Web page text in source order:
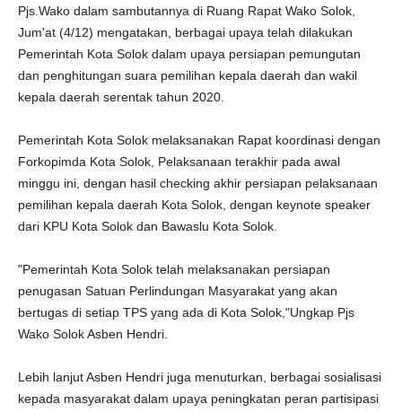
Pjs.Wako dalam sambutannya di Ruang Rapat Wako Solok,
Jum'at (4/12) mengatakan, berbagai upaya telah dilakukan
Pemerintah Kota Solok dalam upaya persiapan pemungutan
dan penghitungan suara pemilihan kepala daerah dan wakil
kepala daerah serentak tahun 2020.
Pemerintah Kota Solok melaksanakan Rapat koordinasi dengan
Forkopimda Kota Solok, Pelaksanaan terakhir pada awal
minggu ini, dengan hasil checking akhir persiapan pelaksanaan
pemilihan kepala daerah Kota Solok, dengan keynote speaker
dari KPU Kota Solok dan Bawaslu Kota Solok.
"Pemerintah Kota Solok telah melaksanakan persiapan
penugasan Satuan Perlindungan Masyarakat yang akan
bertugas di setiap TPS yang ada di Kota Solok,"Ungkap Pjs
Wako Solok Asben Hendri.
Lebih lanjut Asben Hendri juga menuturkan, berbagai sosialisasi
kepada masyarakat dalam upaya peningkatan peran partisipasi